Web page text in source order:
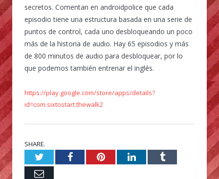
secretos. Comentan en androidpolice que cada
episodio tiene una estructura basada en una serie de
puntos de control, cada uno desbloqueando un poco
más de la historia de audio. Hay 65 episodios y más
de 800 minutos de audio para desbloquear, por lo
que podemos también entrenar el inglés.
https://play.google.com/store/apps/details?
id=com.sixtostart.thewalk2
SHARE.
TwitterFacebookPinterestLinkedInTumblr
Email